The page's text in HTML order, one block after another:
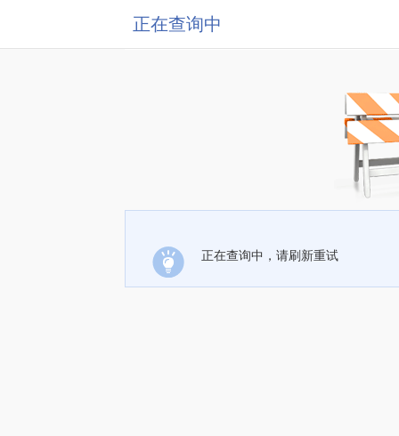
正在查询中
正在查询中，请刷新重试